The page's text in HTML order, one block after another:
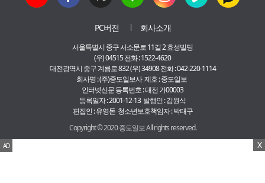
PC버전 회사소개
서울특별시 중구 서소문로 11길 2 효성빌딩
(우) 04515 전화 : 1522-4620
대전광역시 중구 계룡로 832 (우) 34908 전화 : 042-220-1114
회사명 : (주)중도일보사 제호 : 중도일보
인터넷신문 등록번호 : 대전 가00003
등록일자 : 2001-12-13 발행인 : 김원식
편집인 : 유영돈 청소년보호책임자 : 박태구
Copyright © 2020 중도일보 All rights reserved.
AD X